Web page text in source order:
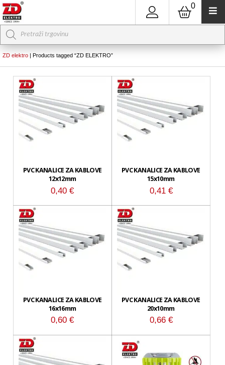
0
Products
search
ZD elektro | Products tagged “ZD ELEKTRO”
PVC KANALICE ZA KABLOVE
12x12mm
0,40€
PVC KANALICE ZA KABLOVE
15x10mm
0,41 €
PVC KANALICE ZA KABLOVE
16x16mm
0,60€
PVC KANALICE ZA KABLOVE
20x10mm
0,66 €